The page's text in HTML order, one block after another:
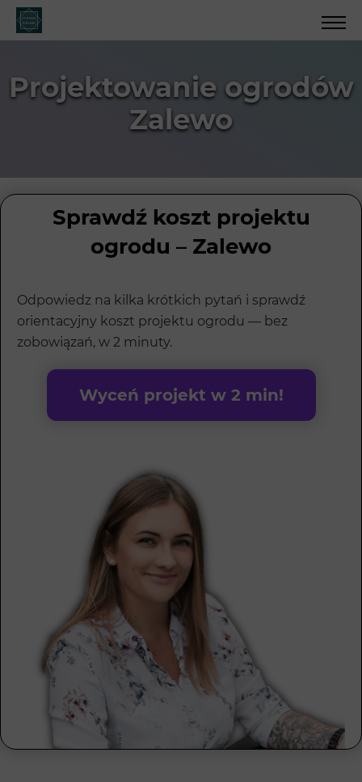
Projektowanie ogrodów
Zalewo
Sprawdź koszt projektu
ogrodu – Zalewo
Odpowiedz na kilka krótkich pytań i sprawdź
orientacyjny koszt projektu ogrodu — bez
zobowiązań, w 2 minuty.
Wyceń projekt w 2 min!